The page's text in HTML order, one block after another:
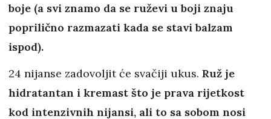
boje (a svi znamo da se ruževi u boji znaju
poprilično razmazati kada se stavi balzam
ispod).
24 nijanse zadovoljit će svačiji ukus. Ruž je
hidratantan i kremast što je prava rijetkost
kod intenzivnih nijansi, ali to sa sobom nosi